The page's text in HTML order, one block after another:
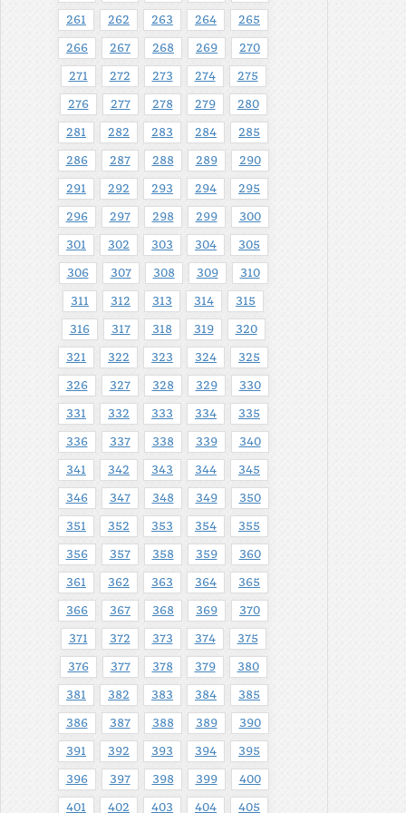
261 262 263 264 265
266 267 268 269 270
271 272 273 274 275
276 277 278 279 280
281 282 283 284 285
286 287 288 289 290
291 292 293 294 295
296 297 298 299 300
301 302 303 304 305
306 307 308 309 310
311 312 313 314 315
316 317 318 319 320
321 322 323 324 325
326 327 328 329 330
331 332 333 334 335
336 337 338 339 340
341 342 343 344 345
346 347 348 349 350
351 352 353 354 355
356 357 358 359 360
361 362 363 364 365
366 367 368 369 370
371 372 373 374 375
376 377 378 379 380
381 382 383 384 385
386 387 388 389 390
391 392 393 394 395
396 397 398 399 400
401 402 403 404 405